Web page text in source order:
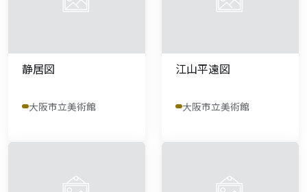
静居図
大阪市立美術館
江山平遠図
大阪市立美術館